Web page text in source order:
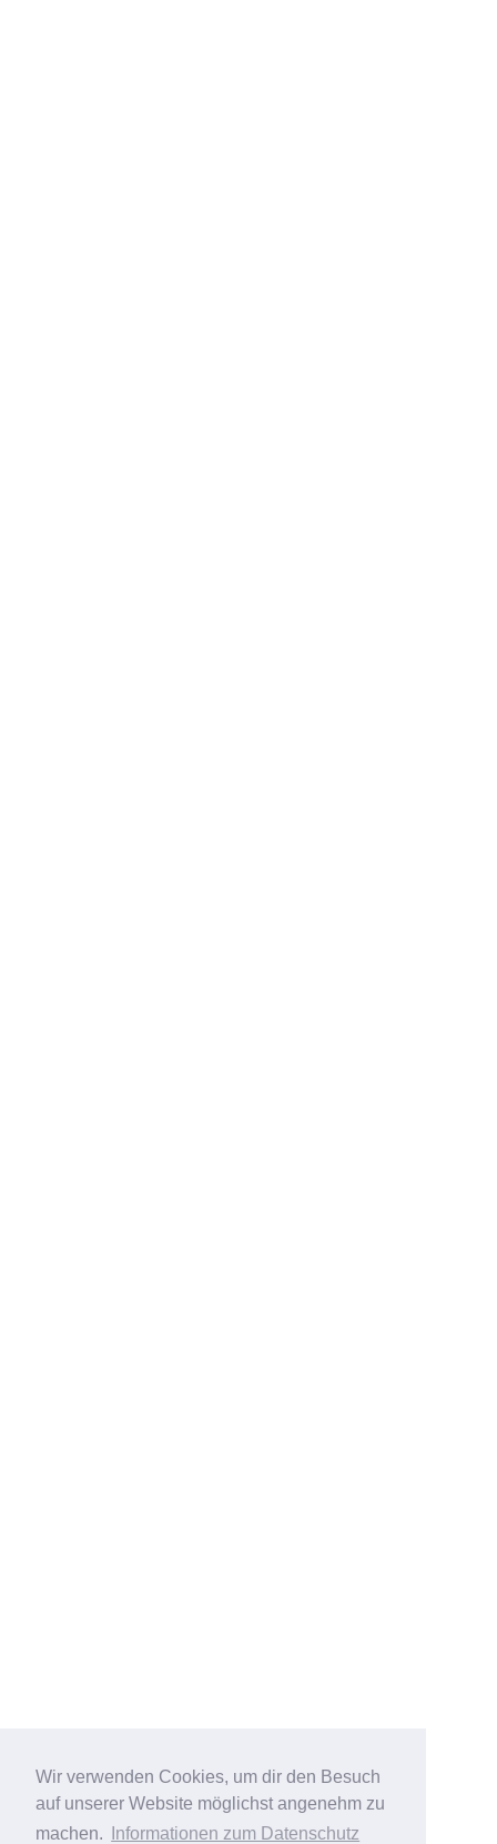
Wir verwenden Cookies, um dir den Besuch
auf unserer Website möglichst angenehm zu
machen.
Informationen zum Datenschutz